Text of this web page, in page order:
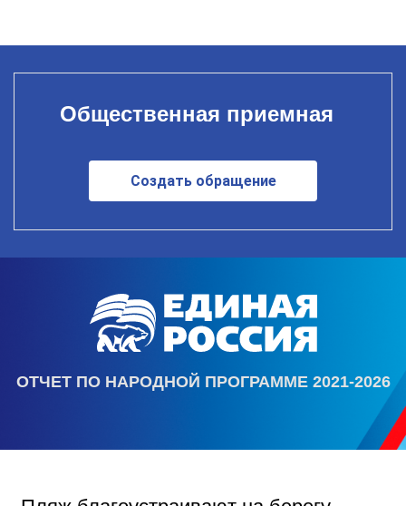
Общественная приемная
Создать обращение
ОТЧЕТ ПО НАРОДНОЙ ПРОГРАММЕ 2021-2026